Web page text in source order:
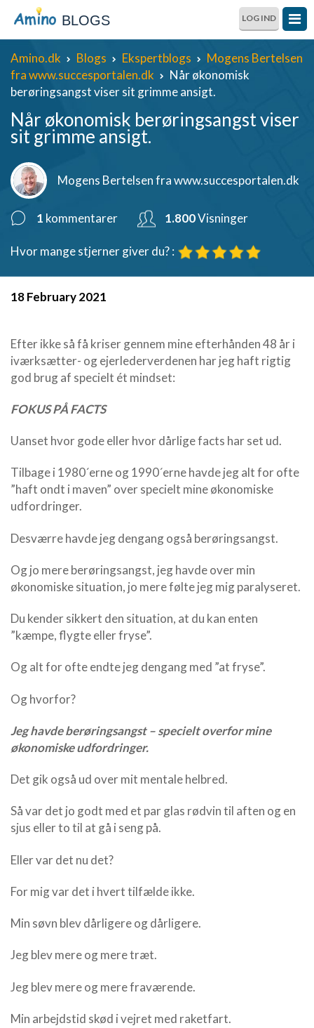
BLOGS LOG IND
Amino.dk Blogs Ekspertblogs
Mogens Bertelsen
fra www.succesportalen.dk
Når økonomisk
berøringsangst viser sit grimme ansigt.
Når økonomisk berøringsangst viser
sit grimme ansigt.
Mogens Bertelsen fra www.succesportalen.dk
1 kommentarer 1.800Visninger
Hvor mange stjerner giver du? :
18 February 2021
Efter ikke så få kriser gennem mine efterhånden 48 år i
iværksætter- og ejerlederverdenen har jeg haft rigtig
god brug af specielt ét mindset:
FOKUS PÅ FACTS
Uanset hvor gode eller hvor dårlige facts har set ud.
Tilbage i 1980´erne og 1990´erne havde jeg alt for ofte
”haft ondt i maven” over specielt mine økonomiske
udfordringer.
Desværre havde jeg dengang også berøringsangst.
Og jo mere berøringsangst, jeg havde over min
økonomiske situation, jo mere følte jeg mig paralyseret.
Du kender sikkert den situation, at du kan enten
”kæmpe, flygte eller fryse”.
Og alt for ofte endte jeg dengang med ”at fryse”.
Og hvorfor?
Jeg havde berøringsangst – specielt overfor mine
økonomiske udfordringer.
Det gik også ud over mit mentale helbred.
Så var det jo godt med et par glas rødvin til aften og en
sjus eller to til at gå i seng på.
Eller var det nu det?
For mig var det i hvert tilfælde ikke.
Min søvn blev dårligere og dårligere.
Jeg blev mere og mere træt.
Jeg blev mere og mere fraværende.
Min arbejdstid skød i vejret med raketfart.